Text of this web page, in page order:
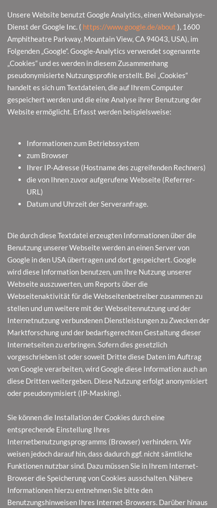
Unsere Website benutzt Google Analytics, einen Webanalyse-
Dienst der Google Inc. ( https://www.google.de/about ), 1600
Amphitheatre Parkway, Mountain View, CA 94043, USA), im
Folgenden „Google“. Google-Analytics verwendet sogenannte
„Cookies“ und es werden in diesem Zusammenhang
pseudonymisierte Nutzungsprofile erstellt. Bei „Cookies“
handelt es sich um Textdateien, die auf Ihrem Computer
gespeichert werden und die eine Analyse ihrer Benutzung der
Website ermöglicht. Erfasst werden beispielsweise:
Informationen zum Betriebssystem
zum Browser
Ihrer IP-Adresse (Hostname des zugreifenden Rechners)
die von Ihnen zuvor aufgerufene Webseite (Referrer-
URL)
Datum und Uhrzeit der Serveranfrage.
Die durch diese Textdatei erzeugten Informationen über die
Benutzung unserer Webseite werden an einen Server von
Google in den USA übertragen und dort gespeichert. Google
wird diese Information benutzen, um Ihre Nutzung unserer
Webseite auszuwerten, um Reports über die
Webseitenaktivität für die Webseitenbetreiber zusammen zu
stellen und um weitere mit der Webseitennutzung und der
Internetnutzung verbundenen Dienstleistungen zu Zwecken der
Marktforschung und der bedarfsgerechten Gestaltung dieser
Internetseiten zu erbringen. Sofern dies gesetzlich
vorgeschrieben ist oder soweit Dritte diese Daten im Auftrag
von Google verarbeiten, wird Google diese Information auch an
diese Dritten weitergeben. Diese Nutzung erfolgt anonymisiert
oder pseudonymisiert (IP-Masking).
Sie können die Installation der Cookies durch eine
entsprechende Einstellung Ihres
Internetbenutzungsprogramms (Browser) verhindern. Wir
weisen jedoch darauf hin, dass dadurch ggf. nicht sämtliche
Funktionen nutzbar sind. Dazu müssen Sie in Ihrem Internet-
Browser die Speicherung von Cookies ausschalten. Nähere
Informationen hierzu entnehmen Sie bitte den
Benutzungshinweisen Ihres Internet-Browsers. Darüber hinaus